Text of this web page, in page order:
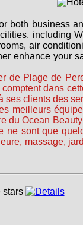
both business
including
air
enhance your
de Plage de
dans
clients des
meilleurs
du Ocean
ne sont que
massage,